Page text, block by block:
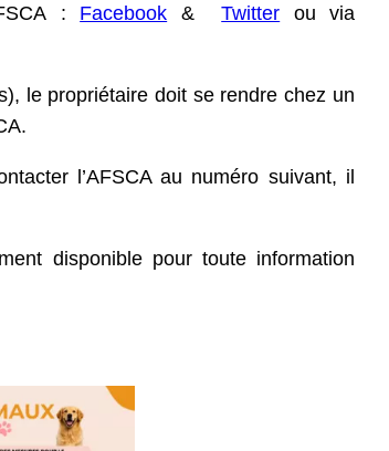
: Facebook &Twitter ou via
le propriétaire doit se rendre chez un
l’AFSCA au numéro suivant, il
disponible pour toute information